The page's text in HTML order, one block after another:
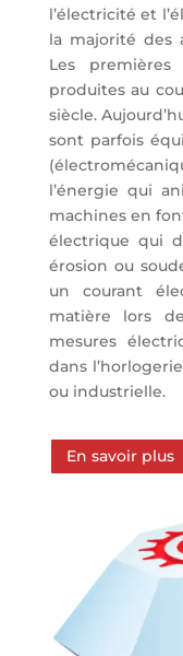
l’électricité et
la majorité des
Les
produites au
siècle.
sont parfois
l’énergie qui
machines en
électrique qui
érosion ou
un courant
matière lors
mesures
dans
ou industrielle.
En savoir plus